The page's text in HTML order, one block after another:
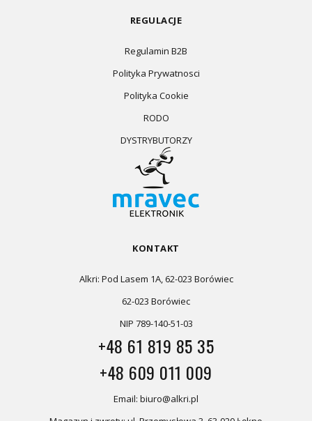
REGULACJE
Regulamin B2B
Polityka Prywatnosci
Polityka Cookie
RODO
DYSTRYBUTORZY
KONTAKT
Alkri: Pod Lasem 1A, 62-023 Borówiec
62-023 Borówiec
NIP 789-140-51-03
+48 61 819 85 35
+48 609 011 009
Email: biuro@alkri.pl